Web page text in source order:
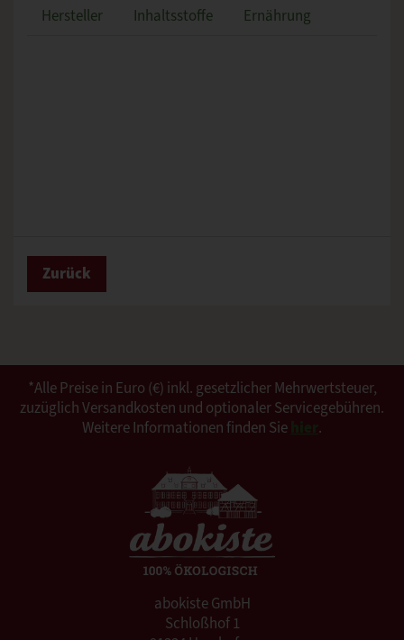
Hersteller
Inhaltsstoffe Ernährung
Zurück
*Alle Preise in Euro (€) inkl. gesetzlicher Mehrwertsteuer,
zuzüglich Versandkosten und optionaler Servicegebühren.
Weitere Informationen finden Sie
.
abokiste GmbH
Schloßhof 1